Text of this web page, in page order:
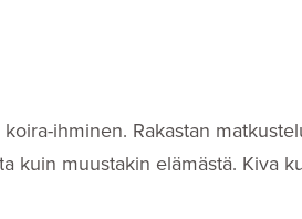
ihminen. Rakastan
kuin muustakin elämästä. Kiva